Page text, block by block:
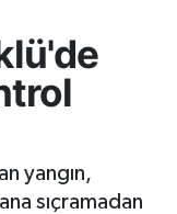
yangın,
sıçramadan